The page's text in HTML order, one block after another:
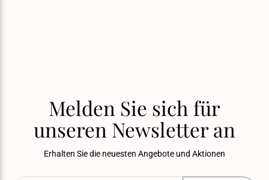
Melden Sie sich für
unseren Newsletter an
Erhalten Sie die neuesten Angebote und Aktionen